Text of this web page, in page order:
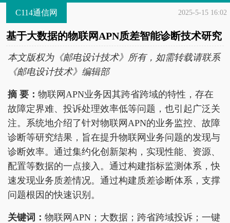
C114通信网 2025-5-15 16:02
基于大数据的物联网APN质差智能诊断技术研究
本文版权为《邮电设计技术》所有，如需转载请联系
《邮电设计技术》编辑部
摘 要： 物联网APN业务因其跨省跨域的特性，存在
故障定界难、投诉处理效率低等问题，也引起广泛关
注。系统地介绍了针对物联网APN的业务监控、故障
诊断等研究结果，旨在提升物联网业务问题的发现与
诊断效率。通过集约化创新架构，实现性能、资源、
配置等数据的一点接入。通过构建指标监测体系，快
速发现业务质差情况。通过构建质差诊断体系，支撑
问题根因的快速识别。
关键词： 物联网APN；大数据；跨省跨域投诉；一键